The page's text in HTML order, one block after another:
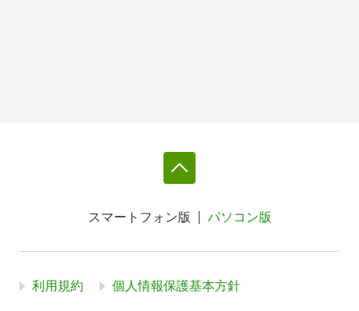
スマートフォン版 パソコン版
利用規約 個人情報保護基本方針